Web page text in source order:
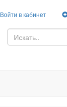
Войти в кабинет